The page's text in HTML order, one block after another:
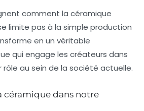
comment la céramique
limite pas à la simple production
en un véritable
qui engage les créateurs dans
rôle au sein de la société actuelle.
céramique dans notre